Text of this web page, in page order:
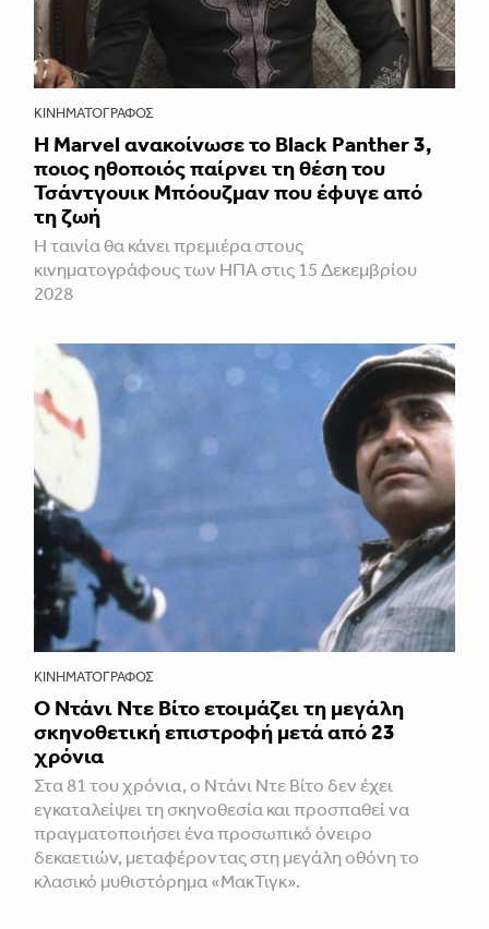
ΚΙΝΗΜΑΤΟΓΡΆΦΟΣ
Η Marvel ανακοίνωσε το Black Panther 3,
ποιος ηθοποιός παίρνει τη θέση του
Τσάντγουικ Μπόουζμαν που έφυγε από
τη ζωή
Η ταινία θα κάνει πρεμιέρα στους
κινηματογράφους των ΗΠΑ στις 15 Δεκεμβρίου
2028
ΚΙΝΗΜΑΤΟΓΡΆΦΟΣ
Ο Ντάνι Ντε Βίτο ετοιμάζει τη μεγάλη
σκηνοθετική επιστροφή μετά από 23
χρόνια
Στα 81 του χρόνια, ο Ντάνι Ντε Βίτο δεν έχει
εγκαταλείψει τη σκηνοθεσία και προσπαθεί να
πραγματοποιήσει ένα προσωπικό όνειρο
δεκαετιών, μεταφέροντας στη μεγάλη οθόνη το
κλασικό μυθιστόρημα «ΜακΤιγκ».